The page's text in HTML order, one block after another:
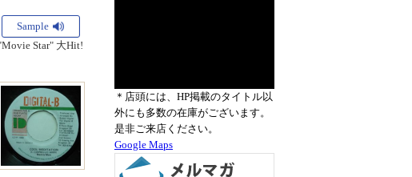
Sample
Star" 大Hit!
＊店頭には、HP掲載のタイトル以
外にも多数の在庫がございます。
是非ご来店ください。
Google Maps